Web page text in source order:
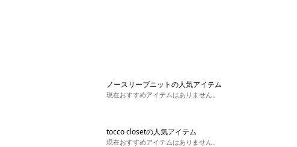
ノースリーブニットの人気アイテム
現在おすすめアイテムはありません。
tocco closetの人気アイテム
現在おすすめアイテムはありません。